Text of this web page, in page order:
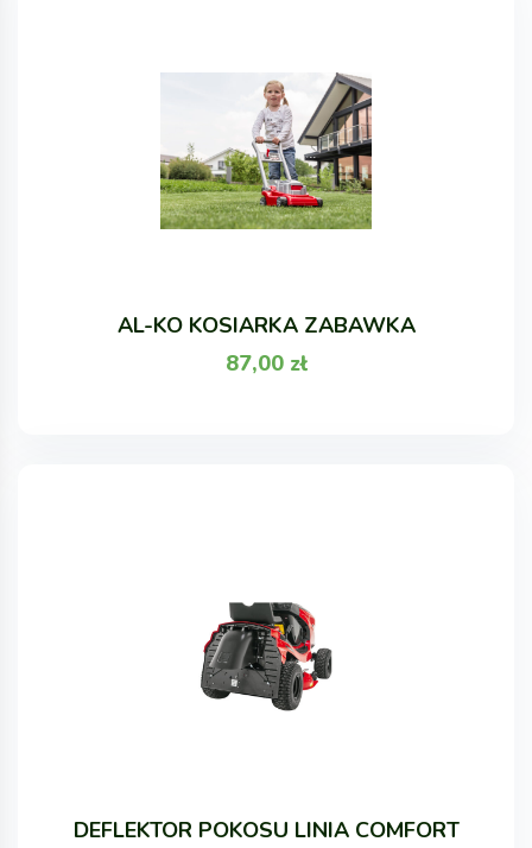
AL-KO KOSIARKA ZABAWKA
87,00 zł
DEFLEKTOR POKOSU LINIA COMFORT